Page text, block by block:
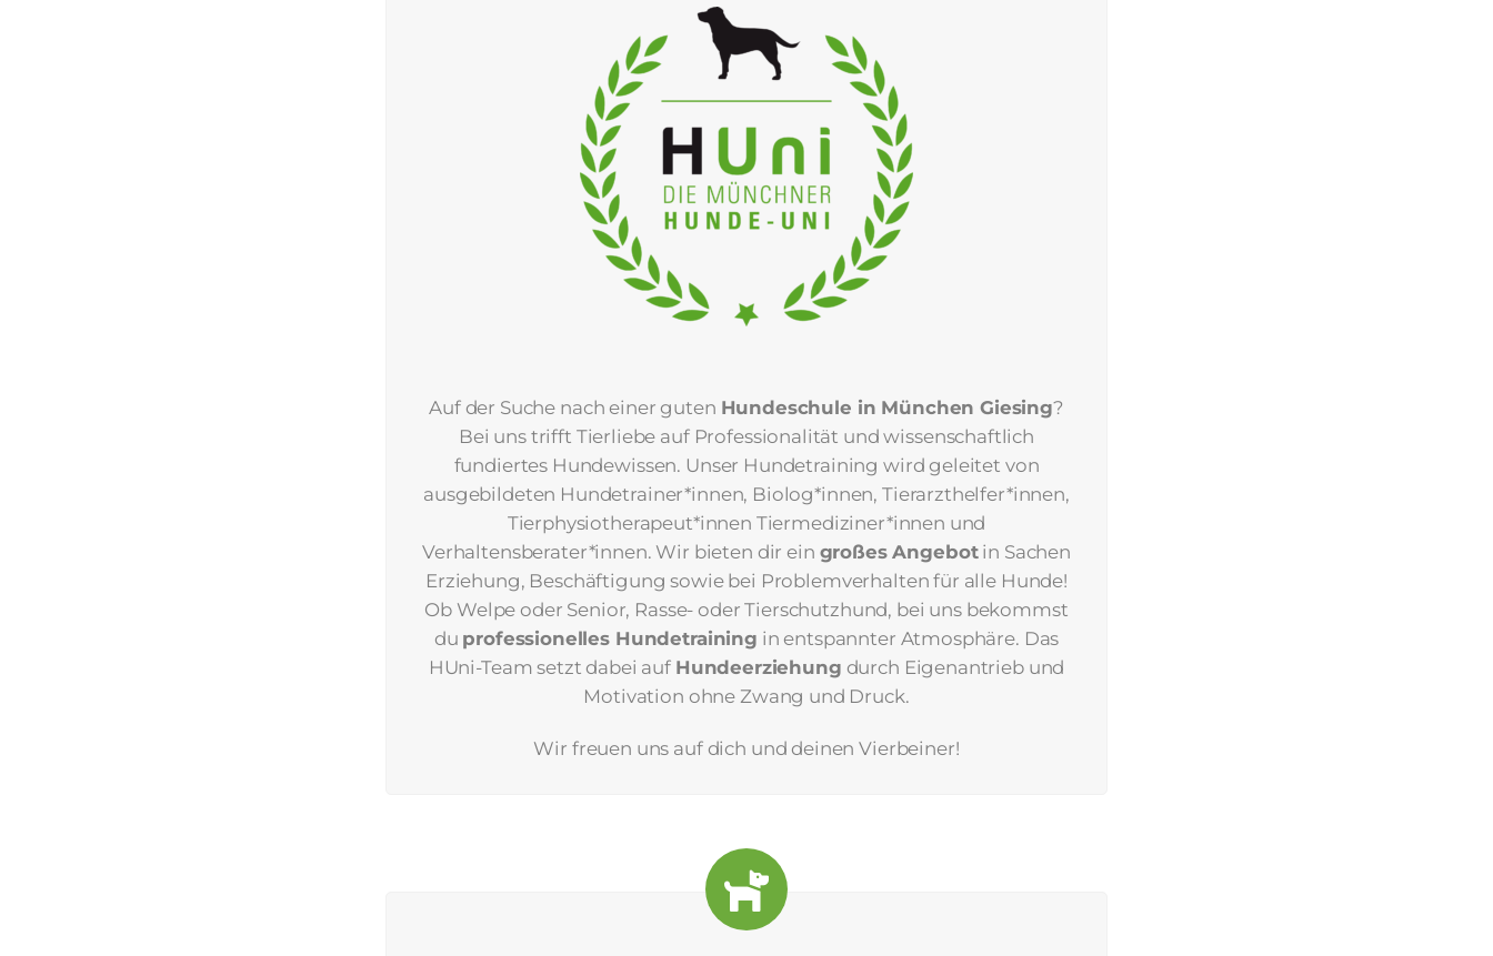
Auf der Suche nach einer guten Hundeschule in München Giesing?
Bei uns trifft Tierliebe auf Professionalität und wissenschaftlich
fundiertes Hundewissen. Unser Hundetraining wird geleitet von
ausgebildeten Hundetrainer*innen, Biolog*innen, Tierarzthelfer*innen,
Tierphysiotherapeut*innen Tiermediziner*innen und
Verhaltensberater*innen. Wir bieten dir ein großes Angebotin Sachen
Erziehung, Beschäftigung sowie bei Problemverhalten für alle Hunde!
Ob Welpe oder Senior, Rasse- oder Tierschutzhund, bei uns bekommst
du professionelles Hundetraining in entspannter Atmosphäre. Das
HUni-Team setzt dabei auf Hundeerziehung durch Eigenantrieb und
Motivation ohne Zwang und Druck.
Wir freuen uns auf dich und deinen Vierbeiner!